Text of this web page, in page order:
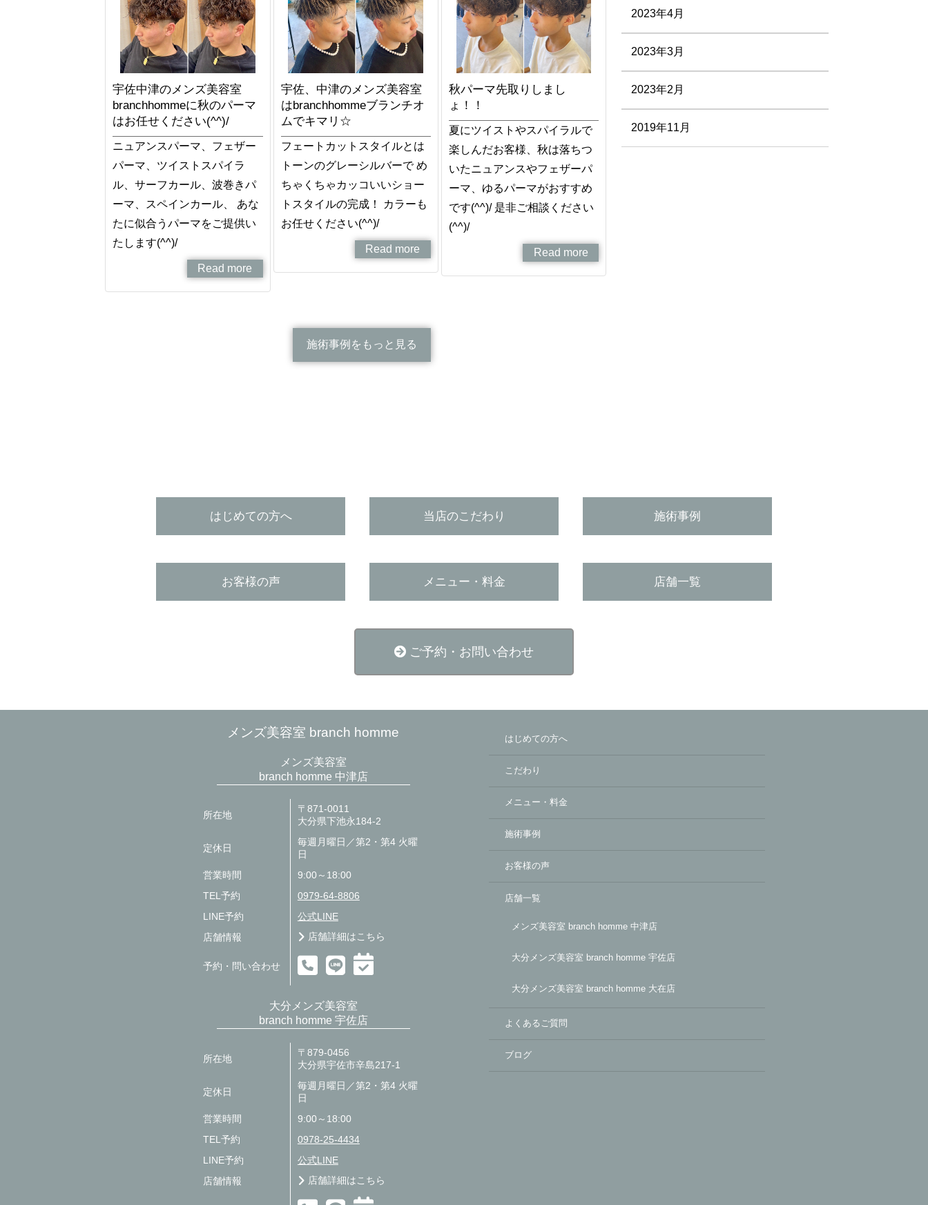
宇佐中津のメンズ美容室
branchhommeに秋のパーマ
はお任せください(^^)/
ニュアンスパーマ、フェザー
パーマ、ツイストスパイラ
ル、サーフカール、波巻きパ
ーマ、スペインカール、 あな
たに似合うパーマをご提供い
たします(^^)/
Read more
宇佐、中津のメンズ美容室
はbranchhommeブランチオ
ムでキマリ☆
フェートカットスタイルとは
トーンのグレーシルバーで め
ちゃくちゃカッコいいショー
トスタイルの完成！ カラーも
お任せください(^^)/
Read more
秋パーマ先取りしまし
ょ！！
夏にツイストやスパイラルで
楽しんだお客様、秋は落ちつ
いたニュアンスやフェザーパ
ーマ、ゆるパーマがおすすめ
です(^^)/ 是非ご相談ください
(^^)/
Read more
施術事例をもっと見る
2023年4月
2023年3月
2023年2月
2019年11月
はじめての方へ 当店のこだわり 施術事例
お客様の声 メニュー・料金 店舗一覧
ご予約・お問い合わせ
メンズ美容室 branch homme
メンズ美容室
branch homme 中津店
所在地
〒871-0011
大分県下池永184-2
定休日
毎週月曜日／第2・第4 火曜
日
営業時間
9:00～18:00
TEL予約
0979-64-8806
LINE予約
公式LINE
店舗情報
店舗詳細はこちら
予約・問い合わせ
大分メンズ美容室
branch homme 宇佐店
所在地
〒879-0456
大分県宇佐市辛島217-1
定休日
毎週月曜日／第2・第4 火曜
日
営業時間
9:00～18:00
TEL予約
0978-25-4434
LINE予約
公式LINE
店舗情報
店舗詳細はこちら
はじめての方へ
こだわり
メニュー・料金
施術事例
お客様の声
店舗一覧
メンズ美容室 branch homme 中津店
大分メンズ美容室 branch homme 宇佐店
大分メンズ美容室 branch homme 大在店
よくあるご質問
ブログ